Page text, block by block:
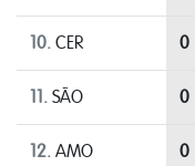
10. CER 0
11. SÃO 0
12. AMO 0